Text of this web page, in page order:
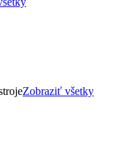
Zobraziť všetky